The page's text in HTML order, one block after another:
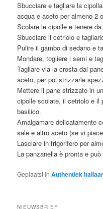
Sbucciare e tagliare la
acqua e aceto per almeno 2
Scolare le cipolle e tenere
Sbucciare il cetriolo e
Pulire il gambo di sedano e
Mondare, togliere i semi e
Tagliare via la crosta dal
aceto, per poi strizzarle
Mettere il pane strizzato in
cipolle scolate, il cetriolo e il
basilico.
Amalgamare delicatamente
sale e altro aceto (se vi
Lasciare in frigorifero per
La panzanella è pronta e
Geplaatst in Authentiek
NIEUWSBRIEF